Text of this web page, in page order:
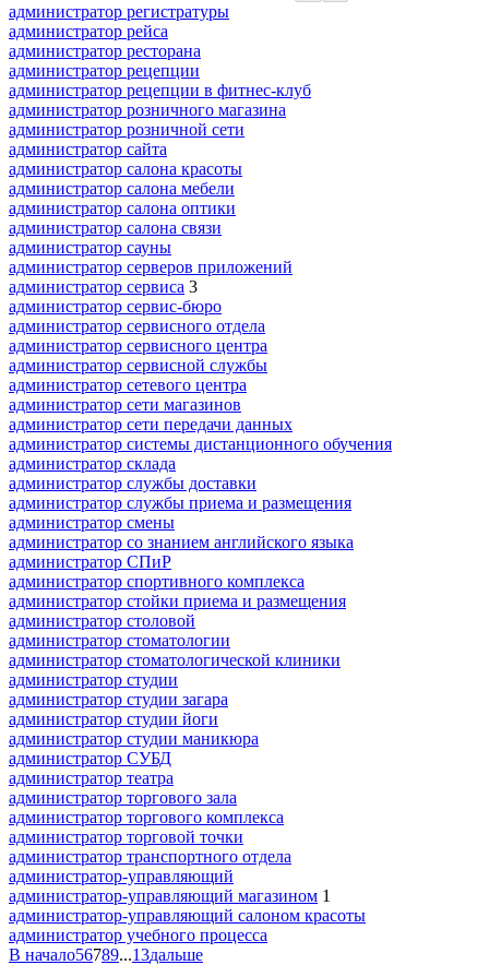
администратор регистратуры
администратор рейса
администратор ресторана
администратор рецепции
администратор рецепции в фитнес-клуб
администратор розничного магазина
администратор розничной сети
администратор сайта
администратор салона красоты
администратор салона мебели
администратор салона оптики
администратор салона связи
администратор сауны
администратор серверов приложений
администратор сервиса 3
администратор сервис-бюро
администратор сервисного отдела
администратор сервисного центра
администратор сервисной службы
администратор сетевого центра
администратор сети магазинов
администратор сети передачи данных
администратор системы дистанционного обучения
администратор склада
администратор службы доставки
администратор службы приема и размещения
администратор смены
администратор со знанием английского языка
администратор СПиР
администратор спортивного комплекса
администратор стойки приема и размещения
администратор столовой
администратор стоматологии
администратор стоматологической клиники
администратор студии
администратор студии загара
администратор студии йоги
администратор студии маникюра
администратор СУБД
администратор театра
администратор торгового зала
администратор торгового комплекса
администратор торговой точки
администратор транспортного отдела
администратор-управляющий
администратор-управляющий магазином 1
администратор-управляющий салоном красоты
администратор учебного процесса
В начало56789...13дальше